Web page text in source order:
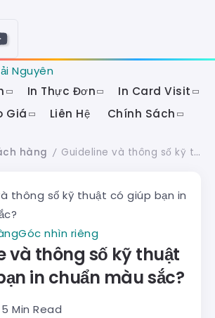
In Thực Đơn
In Card Visit
Giá Liên Hệ Chính Sách
hàng / Guideline và thông số kỹ thuật có giúp bạn in chuẩn màu sắc?
Góc nhìn riêng
và thông số kỹ thuật
in chuẩn màu sắc?
5 Min Read